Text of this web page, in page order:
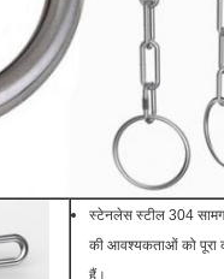
स्टेनलेस स्टील 304
की आवश्यकताओं को पूरा
हैं।